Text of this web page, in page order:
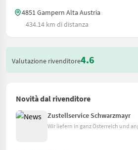
4851 Gampern Alta Austria
434.14 km di distanza
Valutazione rivenditore4.6
Novità dal rivenditore
Zustellservice Schwarzmayr
Wir liefern in ganz Österreich und